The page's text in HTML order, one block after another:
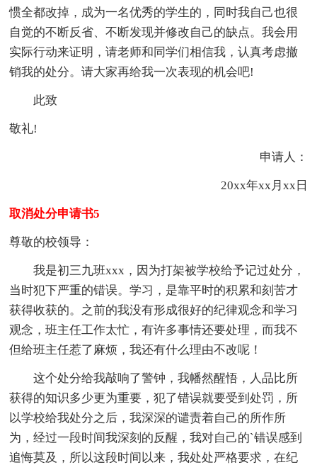
惯全都改掉，成为一名优秀的学生的，同时我自己也很
自觉的不断反省、不断发现并修改自己的缺点。我会用
实际行动来证明，请老师和同学们相信我，认真考虑撤
销我的处分。请大家再给我一次表现的机会吧!
此致
敬礼!
申请人：
20xx年xx月xx日
取消处分申请书5
尊敬的校领导：
我是初三九班xxx，因为打架被学校给予记过处分，
当时犯下严重的错误。学习，是靠平时的积累和刻苦才
获得收获的。之前的我没有形成很好的纪律观念和学习
观念，班主任工作太忙，有许多事情还要处理，而我不
但给班主任惹了麻烦，我还有什么理由不改呢！
这个处分给我敲响了警钟，我幡然醒悟，人品比所
获得的知识多少更为重要，犯了错误就要受到处罚，所
以学校给我处分之后，我深深的谴责着自己的所作所
为，经过一段时间我深刻的反醒，我对自己的`错误感到
追悔莫及，所以这段时间以来，我处处严格要求，在纪